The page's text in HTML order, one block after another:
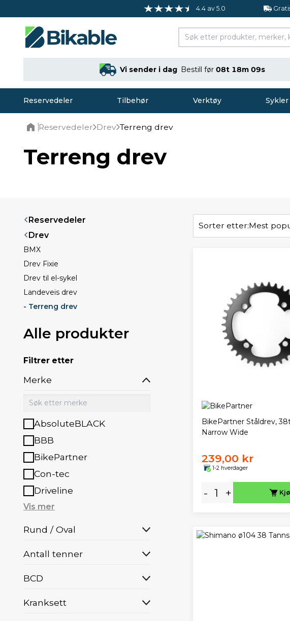
4.4 av 5.0
Vi sender i dag Bestill før 08t 18m 08s
Reservedeler Tilbehør Verktøy Sykler
Reservedeler Drev Terreng drev
Terreng drev
Reservedeler
Drev
BMX
Drev Fixie
Drev til el-sykel
Landeveis drev
- Terreng drev
Alle produkter
Filtrer etter
Merke
AbsoluteBLACK
BBB
BikePartner
Con-tec
Driveline
Vis mer
Rund / Oval
Antall tenner
BCD
Kranksett
Sorter etter:Mest
BikePartner Ståldrev,
Narrow Wide
239,00 kr
1-2 hverdager
- +